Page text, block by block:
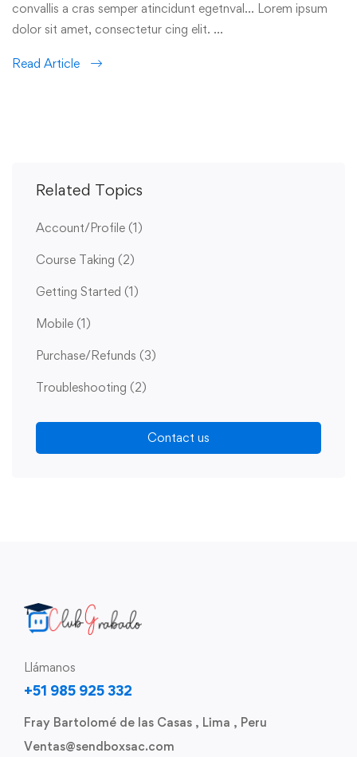
convallis a cras semper atincidunt egetnval… Lorem ipsum
dolor sit amet, consectetur cing elit. …
Read Article
Related Topics
Account/Profile (1)
Course Taking (2)
Getting Started (1)
Mobile (1)
Purchase/Refunds (3)
Troubleshooting (2)
Contact us
Llámanos
+51 985 925 332
Fray Bartolomé de las Casas , Lima , Peru
Ventas@sendboxsac.com